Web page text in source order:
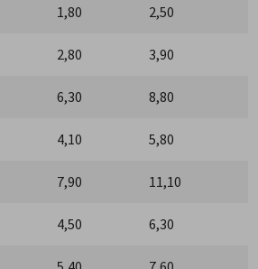
1,80 2,50
2,80 3,90
6,30 8,80
4,10 5,80
7,90 11,10
4,50 6,30